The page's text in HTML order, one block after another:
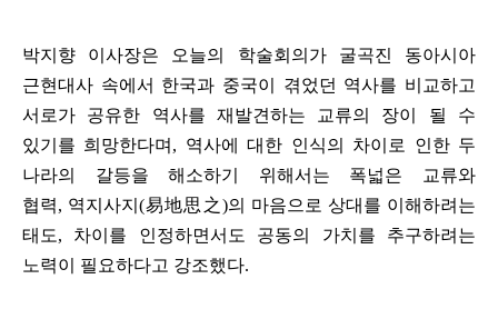
박지향 이사장은 오늘의 학술회의가 굴곡진 동아시아
근현대사 속에서 한국과 중국이 겪었던 역사를 비교하고
서로가 공유한 역사를 재발견하는 교류의 장이 될 수
있기를 희망한다며 , 역사에 대한 인식의 차이로 인한 두
나라의 갈등을 해소하기 위해서는 폭넓은 교류와
협력, 역지사지(易地思之)의 마음으로 상대를 이해하려는
태도, 차이를 인정하면서도 공동의 가치를 추구하려는
노력이 필요하다고 강조했다.